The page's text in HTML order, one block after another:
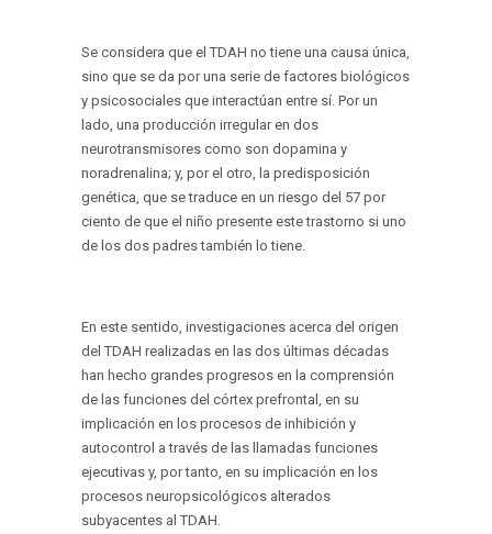
Se considera que el TDAH no tiene una causa única,
sino que se da por una serie de factores biológicos
y psicosociales que interactúan entre sí. Por un
lado, una producción irregular en dos
neurotransmisores como son dopamina y
noradrenalina; y, por el otro, la predisposición
genética, que se traduce en un riesgo del 57 por
ciento de que el niño presente este trastorno si uno
de los dos padres también lo tiene.
En este sentido, investigaciones acerca del origen
del TDAH realizadas en las dos últimas décadas
han hecho grandes progresos en la comprensión
de las funciones del córtex prefrontal, en su
implicación en los procesos de inhibición y
autocontrol a través de las llamadas funciones
ejecutivas y, por tanto, en su implicación en los
procesos neuropsicológicos alterados
subyacentes al TDAH.